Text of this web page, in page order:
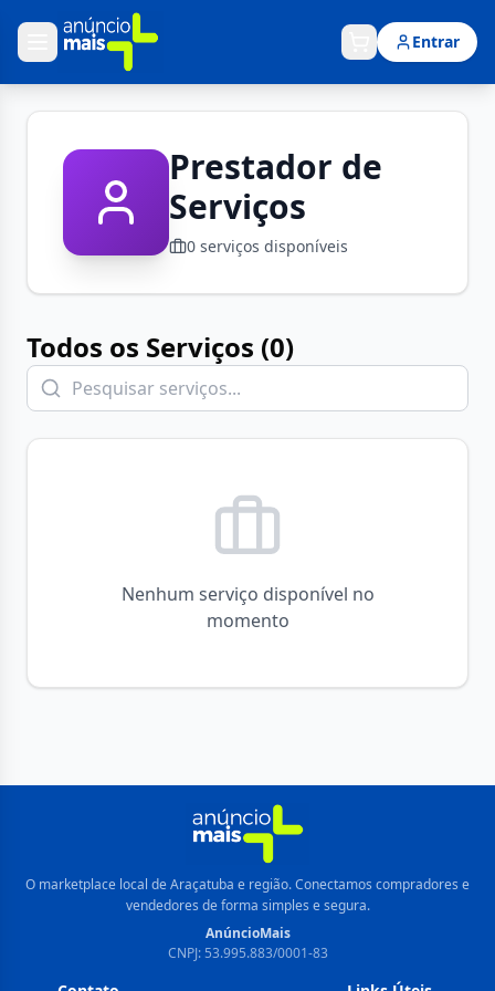
Entrar
Prestador de
Serviços
0 serviços disponíveis
Todos os Serviços (0)
Nenhum serviço disponível no
momento
O marketplace local de Araçatuba e região. Conectamos compradores e
vendedores de forma simples e segura.
AnúncioMais
CNPJ: 53.995.883/0001-83